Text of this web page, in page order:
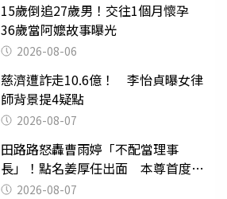
15歲倒追27歲男！交往1個月懷孕
36歲當阿嬤故事曝光
2026-08-06
慈濟遭詐走10.6億！ 李怡貞曝女律
師背景提4疑點
2026-08-07
田路路怒轟曹雨婷「不配當理事
長」！點名姜厚任出面 本尊首度回
應了2026-08-07